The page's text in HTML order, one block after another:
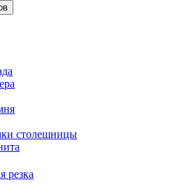
столешницы
резка